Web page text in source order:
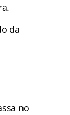
da
no